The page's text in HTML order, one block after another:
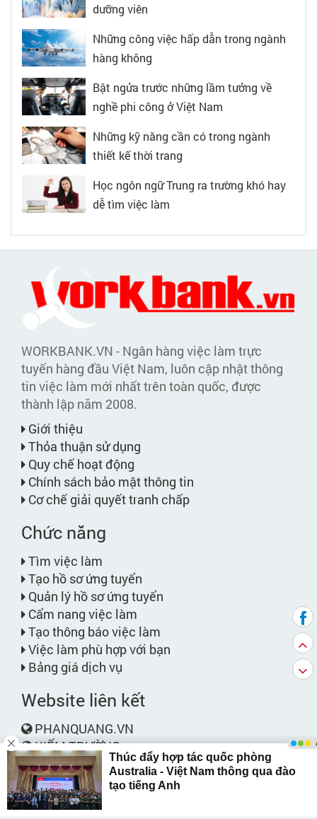
dưỡng viên
Những công việc hấp dẫn trong ngành
hàng không
Bật ngửa trước những lầm tưởng về
nghề phi công ở Việt Nam
Những kỹ năng cần có trong ngành
thiết kế thời trang
Học ngôn ngữ Trung ra trường khó hay
dễ tìm việc làm
WORKBANK.VN - Ngân hàng việc làm trực
tuyến hàng đầu Việt Nam, luôn cập nhật thông
tin việc làm mới nhất trên toàn quốc, được
thành lập năm 2008.
Giới thiệu
Thỏa thuận sử dụng
Quy chế hoạt động
Chính sách bảo mật thông tin
Cơ chế giải quyết tranh chấp
Chức năng
Tìm việc làm
Tạo hồ sơ ứng tuyển
Quản lý hồ sơ ứng tuyển
Cẩm nang việc làm
Tạo thông báo việc làm
Việc làm phù hợp với bạn
Bảng giá dịch vụ
Website liên kết
PHANQUANG.VN
KIẾM TRƯỜNG
Liên hệ
Phone: